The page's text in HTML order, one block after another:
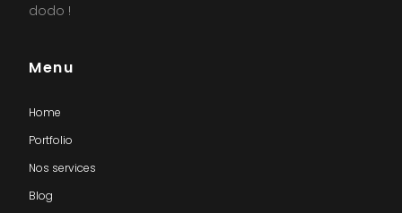
dodo !
Menu
Home
Portfolio
Nos services
Blog